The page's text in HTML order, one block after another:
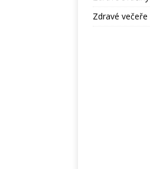
Zdravé večeře